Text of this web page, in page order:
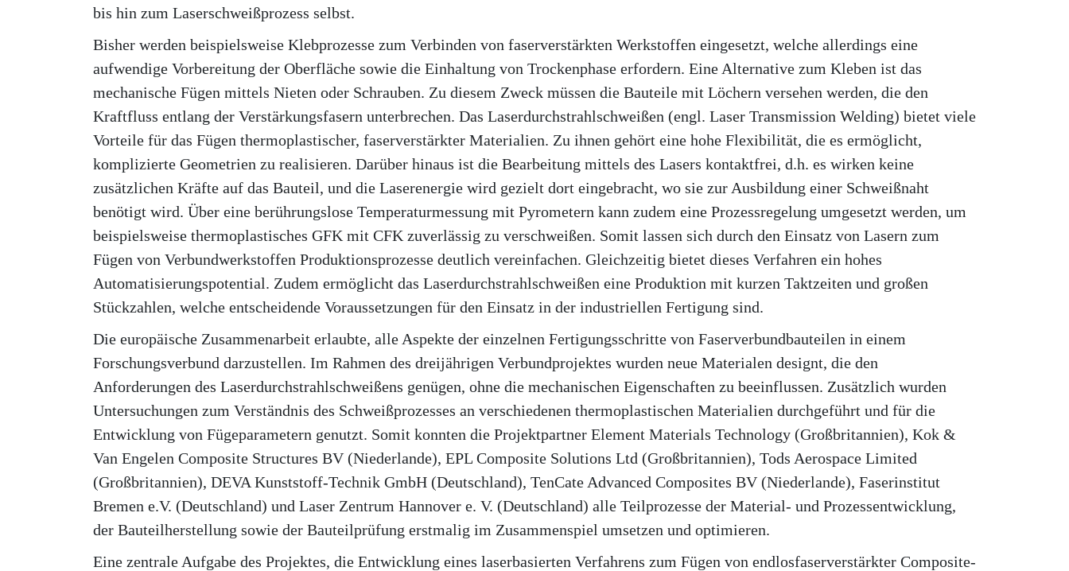
bis hin zum Laserschweißprozess selbst.
Bisher werden beispielsweise Klebprozesse zum Verbinden von faserverstärkten Werkstoffen eingesetzt, welche allerdings eine
aufwendige Vorbereitung der Oberfläche sowie die Einhaltung von Trockenphase erfordern. Eine Alternative zum Kleben ist das
mechanische Fügen mittels Nieten oder Schrauben. Zu diesem Zweck müssen die Bauteile mit Löchern versehen werden, die den
Kraftfluss entlang der Verstärkungsfasern unterbrechen. Das Laserdurchstrahlschweißen (engl. Laser Transmission Welding) bietet viele
Vorteile für das Fügen thermoplastischer, faserverstärkter Materialien. Zu ihnen gehört eine hohe Flexibilität, die es ermöglicht,
komplizierte Geometrien zu realisieren. Darüber hinaus ist die Bearbeitung mittels des Lasers kontaktfrei, d.h. es wirken keine
zusätzlichen Kräfte auf das Bauteil, und die Laserenergie wird gezielt dort eingebracht, wo sie zur Ausbildung einer Schweißnaht
benötigt wird. Über eine berührungslose Temperaturmessung mit Pyrometern kann zudem eine Prozessregelung umgesetzt werden, um
beispielsweise thermoplastisches GFK mit CFK zuverlässig zu verschweißen. Somit lassen sich durch den Einsatz von Lasern zum
Fügen von Verbundwerkstoffen Produktionsprozesse deutlich vereinfachen. Gleichzeitig bietet dieses Verfahren ein hohes
Automatisierungspotential. Zudem ermöglicht das Laserdurchstrahlschweißen eine Produktion mit kurzen Taktzeiten und großen
Stückzahlen, welche entscheidende Voraussetzungen für den Einsatz in der industriellen Fertigung sind.
Die europäische Zusammenarbeit erlaubte, alle Aspekte der einzelnen Fertigungsschritte von Faserverbundbauteilen in einem
Forschungsverbund darzustellen. Im Rahmen des dreijährigen Verbundprojektes wurden neue Materialen designt, die den
Anforderungen des Laserdurchstrahlschweißens genügen, ohne die mechanischen Eigenschaften zu beeinflussen. Zusätzlich wurden
Untersuchungen zum Verständnis des Schweißprozesses an verschiedenen thermoplastischen Materialien durchgeführt und für die
Entwicklung von Fügeparametern genutzt. Somit konnten die Projektpartner Element Materials Technology (Großbritannien), Kok &
Van Engelen Composite Structures BV (Niederlande), EPL Composite Solutions Ltd (Großbritannien), Tods Aerospace Limited
(Großbritannien), DEVA Kunststoff-Technik GmbH (Deutschland), TenCate Advanced Composites BV (Niederlande), Faserinstitut
Bremen e.V. (Deutschland) und Laser Zentrum Hannover e. V. (Deutschland) alle Teilprozesse der Material- und Prozessentwicklung,
der Bauteilherstellung sowie der Bauteilprüfung erstmalig im Zusammenspiel umsetzen und optimieren.
Eine zentrale Aufgabe des Projektes, die Entwicklung eines laserbasierten Verfahrens zum Fügen von endlosfaserverstärkter Composite-